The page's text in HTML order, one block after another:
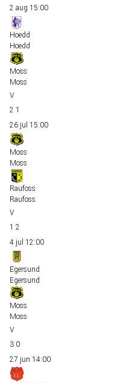
2 aug 15:00
Hoedd
Hoedd
Moss
Moss
2 1
26 jul 15:00
Moss
Moss
Raufoss
Raufoss
1 2
4 jul 12:00
Egersund
Egersund
Moss
Moss
3 0
27 jun 14:00